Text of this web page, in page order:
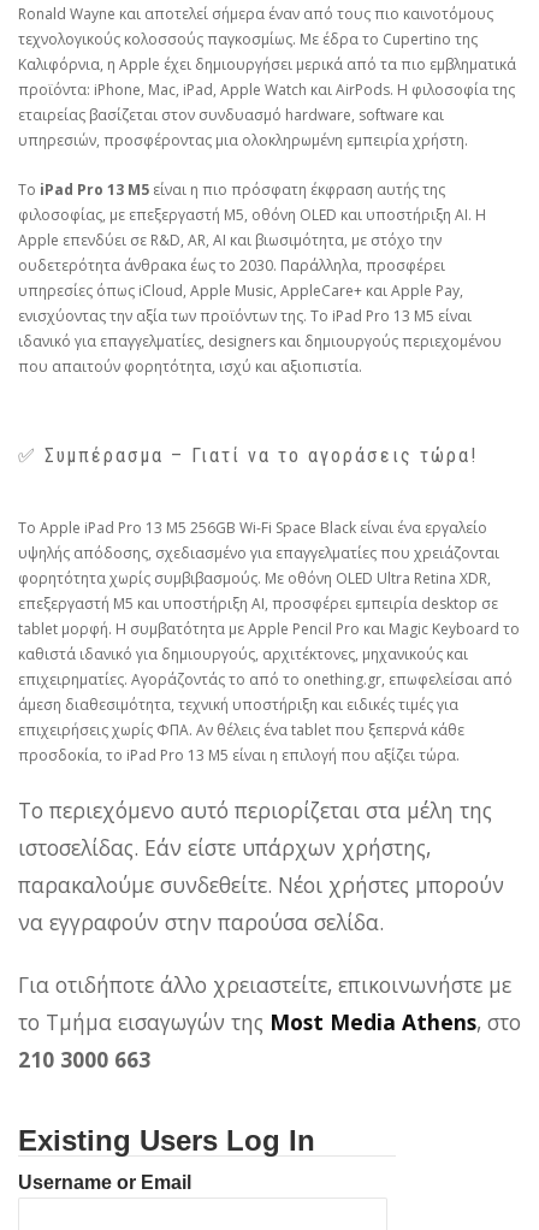
Ronald Wayne και αποτελεί σήμερα έναν από τους πιο καινοτόμους
τεχνολογικούς κολοσσούς παγκοσμίως. Με έδρα το Cupertino της
Καλιφόρνια, η Apple έχει δημιουργήσει μερικά από τα πιο εμβληματικά
προϊόντα: iPhone, Mac, iPad, Apple Watch και AirPods. Η φιλοσοφία της
εταιρείας βασίζεται στον συνδυασμό hardware, software και
υπηρεσιών, προσφέροντας μια ολοκληρωμένη εμπειρία χρήστη.
Το iPad Pro 13 M5 είναι η πιο πρόσφατη έκφραση αυτής της
φιλοσοφίας, με επεξεργαστή M5, οθόνη OLED και υποστήριξη AI. Η
Apple επενδύει σε R&D, AR, AI και βιωσιμότητα, με στόχο την
ουδετερότητα άνθρακα έως το 2030. Παράλληλα, προσφέρει
υπηρεσίες όπως iCloud, Apple Music, AppleCare+ και Apple Pay,
ενισχύοντας την αξία των προϊόντων της. Το iPad Pro 13 M5 είναι
ιδανικό για επαγγελματίες, designers και δημιουργούς περιεχομένου
που απαιτούν φορητότητα, ισχύ και αξιοπιστία.
✅ Συμπέρασμα – Γιατί να το αγοράσεις τώρα!
Το Apple iPad Pro 13 M5 256GB Wi-Fi Space Black είναι ένα εργαλείο
υψηλής απόδοσης, σχεδιασμένο για επαγγελματίες που χρειάζονται
φορητότητα χωρίς συμβιβασμούς. Με οθόνη OLED Ultra Retina XDR,
επεξεργαστή M5 και υποστήριξη AI, προσφέρει εμπειρία desktop σε
tablet μορφή. Η συμβατότητα με Apple Pencil Pro και Magic Keyboard το
καθιστά ιδανικό για δημιουργούς, αρχιτέκτονες, μηχανικούς και
επιχειρηματίες. Αγοράζοντάς το από το onething.gr, επωφελείσαι από
άμεση διαθεσιμότητα, τεχνική υποστήριξη και ειδικές τιμές για
επιχειρήσεις χωρίς ΦΠΑ. Αν θέλεις ένα tablet που ξεπερνά κάθε
προσδοκία, το iPad Pro 13 M5 είναι η επιλογή που αξίζει τώρα.
Το περιεχόμενο αυτό περιορίζεται στα μέλη της
ιστοσελίδας. Εάν είστε υπάρχων χρήστης,
παρακαλούμε συνδεθείτε. Νέοι χρήστες μπορούν
να εγγραφούν στην παρούσα σελίδα.
Για οτιδήποτε άλλο χρειαστείτε, επικοινωνήστε με
το Τμήμα εισαγωγών της Most Media Athens, στο
210 3000 663
Existing Users Log In
Username or Email